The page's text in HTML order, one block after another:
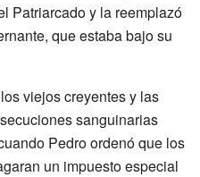
Patriarcado y la reemplazó
que estaba bajo su
viejos creyentes y las
sanguinarias
Pedro ordenó que los
un impuesto especial